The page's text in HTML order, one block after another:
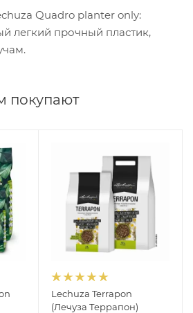
Quadro planter only:
легкий прочный пластик,
покупают
Lechuza Terrapon
(Лечуза Террапон)